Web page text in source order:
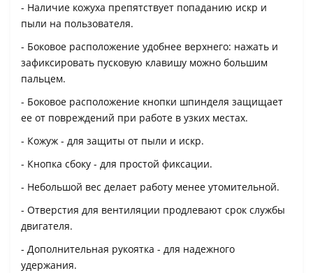
- Наличие кожуха препятствует попаданию искр и
пыли на пользователя.
- Боковое расположение удобнее верхнего: нажать и
зафиксировать пусковую клавишу можно большим
пальцем.
- Боковое расположение кнопки шпинделя защищает
ее от повреждений при работе в узких местах.
- Кожуж - для защиты от пыли и искр.
- Кнопка сбоку - для простой фиксации.
- Небольшой вес делает работу менее утомительной.
- Отверстия для вентиляции продлевают срок службы
двигателя.
- Дополнительная рукоятка - для надежного
удержания.